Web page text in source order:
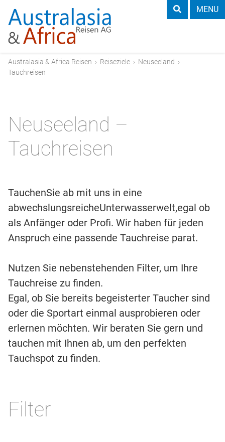
MENU
Australasia & Africa Reisen › Reiseziele › Neuseeland ›
Tauchreisen
Neuseeland –
Tauchreisen
TauchenSie ab mit uns in eine
abwechslungsreicheUnterwasserwelt,egal ob
als Anfänger oder Profi. Wir haben für jeden
Anspruch eine passende Tauchreise parat.
Nutzen Sie nebenstehenden Filter, um Ihre
Tauchreise zu finden.
Egal, ob Sie bereits begeisterter Taucher sind
oder die Sportart einmal ausprobieren oder
erlernen möchten. Wir beraten Sie gern und
tauchen mit Ihnen ab, um den perfekten
Tauchspot zu finden.
Filter